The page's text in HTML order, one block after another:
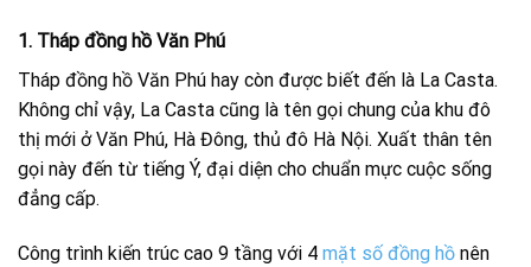
1. Tháp đồng hồ Văn Phú
Tháp đồng hồ Văn Phú hay còn được biết đến là La Casta.
Không chỉ vậy, La Casta cũng là tên gọi chung của khu đô
thị mới ở Văn Phú, Hà Đông, thủ đô Hà Nội. Xuất thân tên
gọi này đến từ tiếng Ý, đại diện cho chuẩn mực cuộc sống
đẳng cấp.
Công trình kiến trúc cao 9 tầng với 4 mặt số đồng hồ nên